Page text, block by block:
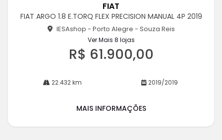
rtil
FIAT
FIAT ARGO 1.8 E.TORQ FLEX PRECISION MANUAL 4P 2019
IESAshop - Porto Alegre - Souza Reis
Ver Mais 8 lojas
R$ 61.900,00
22.432 km 2019/2019
MAIS INFORMAÇÕES